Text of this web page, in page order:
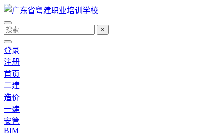
×
登录
注册
首页
二建
造价
一建
安管
BIM